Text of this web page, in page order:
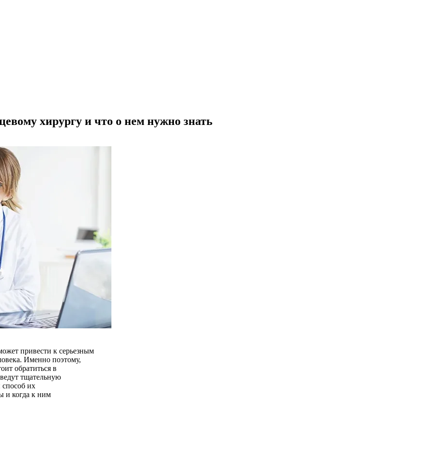
хирургу и что о нем нужно знать
привести к серьезным
Именно поэтому,
обратиться в
тщательную
способ их
и когда к ним